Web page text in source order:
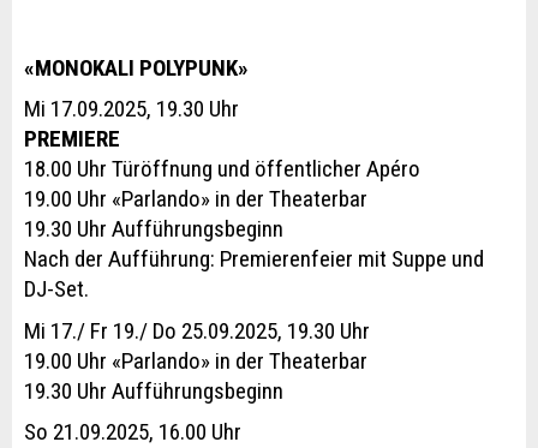
«MONOKALI POLYPUNK»
Mi 17.09.2025, 19.30 Uhr
PREMIERE
18.00 Uhr Türöffnung und öffentlicher Apéro
19.00 Uhr «Parlando» in der Theaterbar
19.30 Uhr Aufführungsbeginn
Nach der Aufführung: Premierenfeier mit Suppe und
DJ-Set.
Mi 17./ Fr 19./ Do 25.09.2025, 19.30 Uhr
19.00 Uhr «Parlando» in der Theaterbar
19.30 Uhr Aufführungsbeginn
So 21.09.2025, 16.00 Uhr